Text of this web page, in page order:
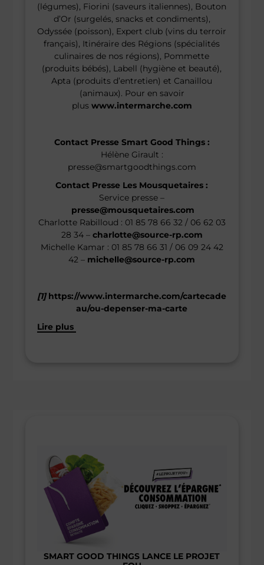
(légumes), Fiorini (saveurs italiennes), Bouton
d’Or (surgelés, snacks et condiments),
Odyssée (poisson), Expert club (vins du terroir
français), Itinéraire des Régions (spécialités
culinaires de nos régions), Pommette
(produits bébés), Labell (hygiène et beauté),
Apta (produits d’entretien) et Canaillou
(animaux). Pour en savoir
plus www.intermarche.com
Contact Presse Smart Good Things :
Hélène Girault :
presse@smartgoodthings.com
Contact Presse Les Mousquetaires :
Service presse –
presse@mousquetaires.com
Charlotte Rabilloud : 01 85 78 66 32 / 06 62 03
28 34 – charlotte@source-rp.com
Michelle Kamar : 01 85 78 66 31 / 06 09 24 42
42 – michelle@source-rp.com
[1] https://www.intermarche.com/cartecade
au/ou-depenser-ma-carte
Lire plus
SMART GOOD THINGS LANCE LE PROJET